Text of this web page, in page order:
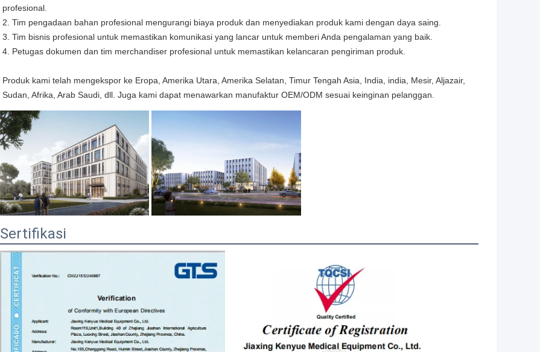
profesional.
2. Tim pengadaan bahan profesional mengurangi biaya produk dan menyediakan produk kami dengan daya saing.
3. Tim bisnis profesional untuk memastikan komunikasi yang lancar untuk memberi Anda pengalaman yang baik.
4. Petugas dokumen dan tim merchandiser profesional untuk memastikan kelancaran pengiriman produk.
Produk kami telah mengekspor ke Eropa, Amerika Utara, Amerika Selatan, Timur Tengah Asia, India, india, Mesir, Aljazair,
Sudan, Afrika, Arab Saudi, dll. Juga kami dapat menawarkan manufaktur OEM/ODM sesuai keinginan pelanggan.
Sertifikasi